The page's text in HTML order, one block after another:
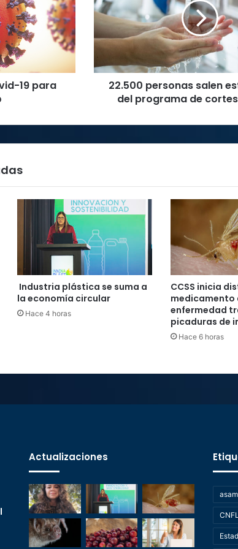
19 para
esta
semana
del
programa
cortes
22.500 personas salen
del programa de
Industria plástica se suma a
la economía circular
Hace 4 horas
CCSS inicia
medicamento
enfermedad
picaduras de
Hace 6 horas
Actualizaciones
CNFL